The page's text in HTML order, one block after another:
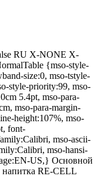
RU X-NONE X-
{mso-style-
size:0, mso-tstyle-
style-priority:99, mso-
5.4pt, mso-para-
mso-para-margin-
height:107%, mso-
font-
mso-ascii-
mso-hansi-
US,} Основной
напитка RE-CELL